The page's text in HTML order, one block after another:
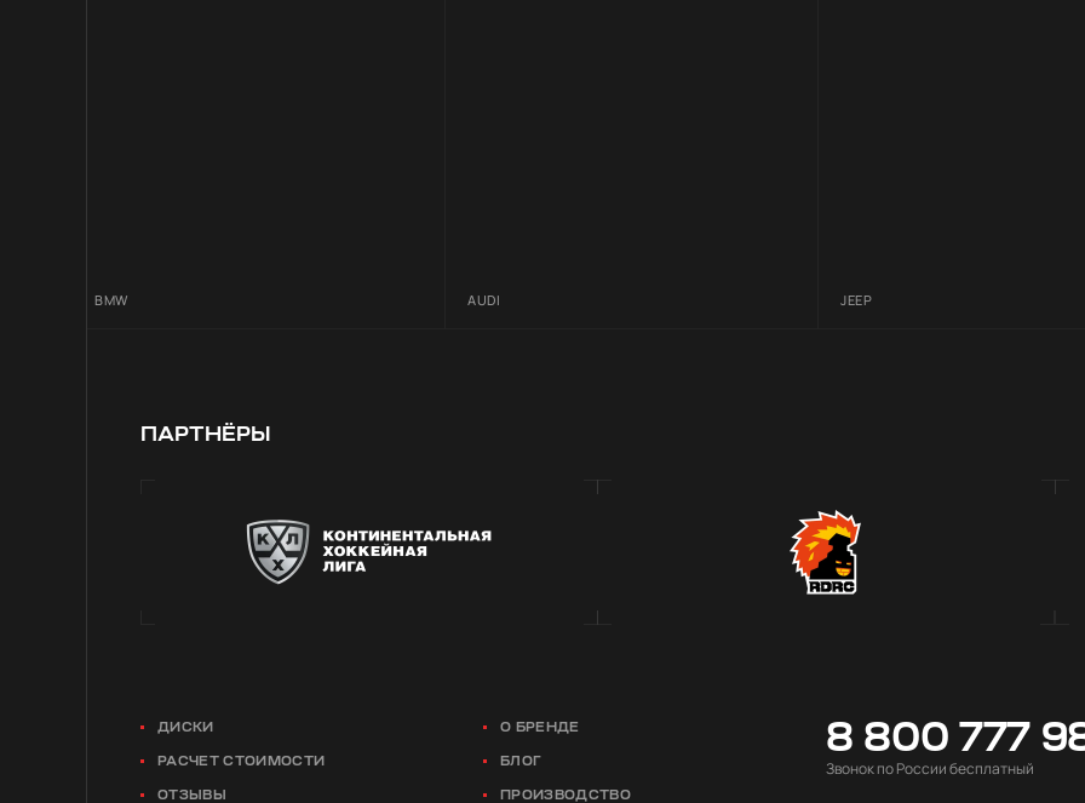
BMW AUDI JEEP
ПАРТНЁРЫ
ДИСКИ О БРЕНДЕ
РАСЧЕТ СТОИМОСТИ БЛОГ
ОТЗЫВЫ ПРОИЗВОДСТВО
8 800 777
Звонок по России бесплатный